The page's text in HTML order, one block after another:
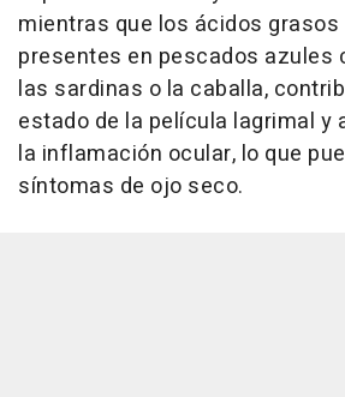
mientras que los ácidos grasos
presentes en pescados azules
las sardinas o la caballa,
estado de la película lagrimal y
la inflamación ocular, lo que
síntomas de ojo seco.